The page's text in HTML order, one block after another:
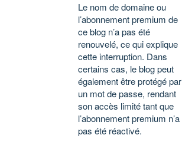
Le nom de domaine ou
l’abonnement premium de
ce blog n’a pas été
renouvelé, ce qui explique
cette interruption. Dans
certains cas, le blog peut
également être protégé par
un mot de passe, rendant
son accès limité tant que
l’abonnement premium n’a
pas été réactivé.